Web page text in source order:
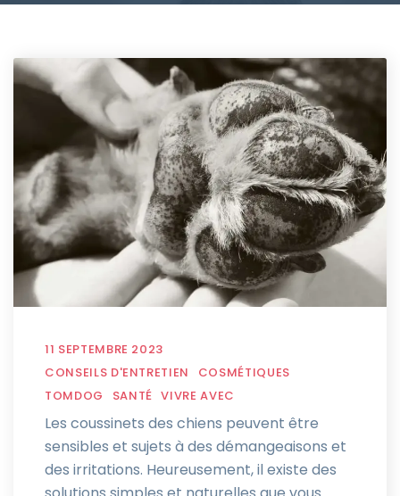
11 SEPTEMBRE 2023
CONSEILS D'ENTRETIEN
COSMÉTIQUES
TOMDOG
SANTÉ VIVRE AVEC
Les coussinets des chiens peuvent être
sensibles et sujets à des démangeaisons et
des irritations. Heureusement, il existe des